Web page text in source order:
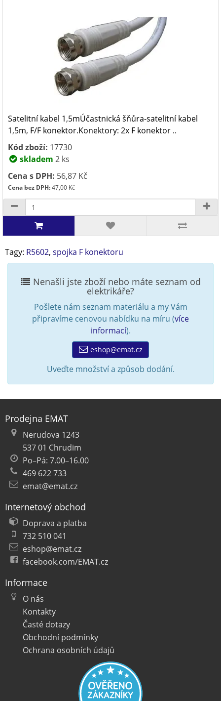
Satelitní kabel 1,5mÚčastnická šňůra-satelitní kabel
1,5m, F/F konektor.Konektory: 2x F konektor ..
Kód zboží: 17730
skladem 2 ks
Cena s DPH: 56,87 Kč
Cena bez DPH:47,00 Kč
Tagy: R5602, spojka F konektoru
Nenašli jste zboží nebo máte seznam od
elektrikáře?
Pošlete nám seznam materiálu a my Vám
připravíme cenovou nabídku na míru (více
informací).
eshop@emat.cz
Uveďte množství a způsob dodání.
Prodejna EMAT
Nerudova 1243
537 01 Chrudim
Po–Pá: 7.00–16.00
469 622 733
emat@emat.cz
Internetový obchod
Doprava a platba
732 510 041
eshop@emat.cz
facebook.com/EMAT.cz
Informace
O nás
Kontakty
Časté dotazy
Obchodní podmínky
Ochrana osobních údajů